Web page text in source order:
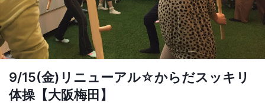
9/15(金)リニューアル☆からだスッキリ
体操【大阪梅田】